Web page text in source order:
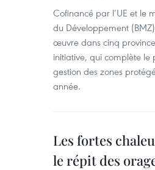
Cofinancé par l’UE et le
du Développement
œuvre dans cinq
initiative, qui complète le
gestion des zones
année.
Les fortes
le répit des